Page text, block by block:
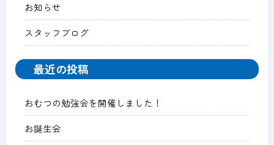
お知らせ
スタッフブログ
最近の投稿
おむつの勉強会を開催しました！
お誕生会